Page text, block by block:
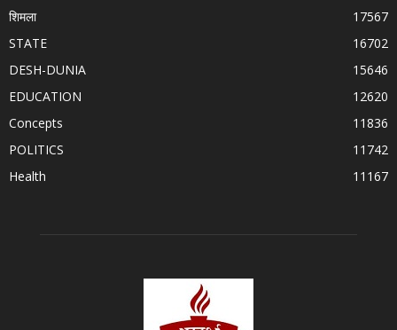
शिमला
17567
STATE
16702
DESH-DUNIA
15646
EDUCATION
12620
Concepts
11836
POLITICS
11742
Health
11167